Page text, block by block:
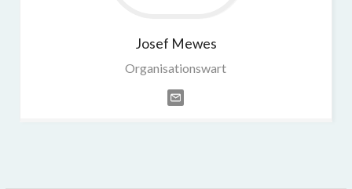
Josef Mewes
Organisationswart